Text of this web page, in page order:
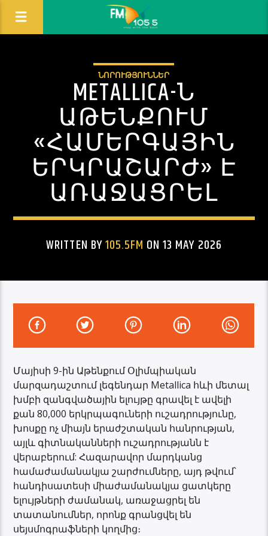
ՆՈՐՈՒԹՅՈՒՆՆԵՐ
METALLICA-Ն
ԱԹԵՆՔՈՒՄ
«ՀԱՄԵՐԳԱՅԻՆ
ԵՐԿՐԱՇԱՐԺ» Է
ԱՌԱՋԱՑՐԵԼ
WRITTEN BY105.5FM ON 13 MAY 2026
Մայիսի 9-ին Աթենքում Օլիմպիական
մարզադաշտում լեգենդար Metallica հևի մետալ
խմբի զանգվածային ելույթը գրավել է ավելի
քան 80,000 երկրպագուների ուշադրությունը,
խոսքը ոչ միայն երաժշտական ​​հանրության,
այլև գիտնականների ուշադրությանն է
վերաբերում: Հազարավոր մարդկանց
համաժամանակյա շարժումները, այդ թվում՝
հանդիսատեսի միաժամանակյա ցատկերը
ելույթների ժամանակ, առաջացրել են
տատանումներ, որոնք գրանցվել են
սեյսմոգրաֆների կողմից։